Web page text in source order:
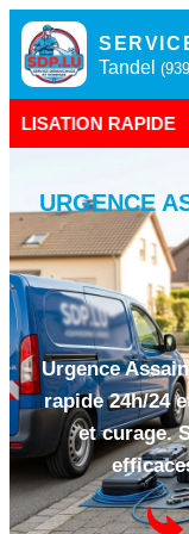
Tandel
•
URGENCE
Urgence
rapide 24h/24
et curage.